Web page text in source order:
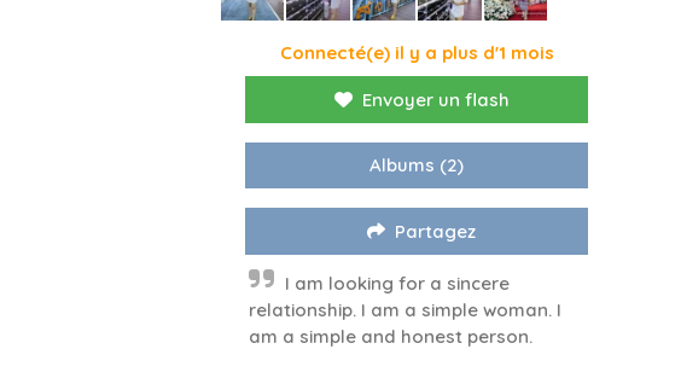
Connecté(e) il y a plus d'1 mois
Envoyer un flash
Albums (2)
Partagez
I am looking for a sincere
relationship. I am a simple woman. I
am a simple and honest person.